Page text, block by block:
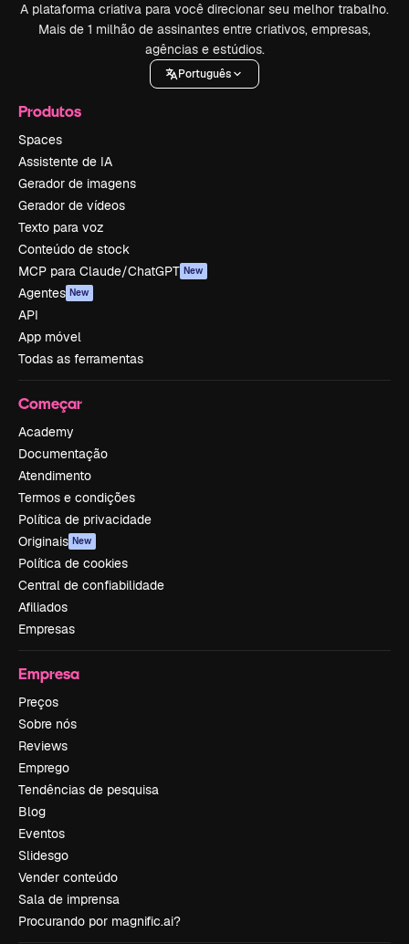
A plataforma criativa para você direcionar seu melhor trabalho.
Mais de 1 milhão de assinantes entre criativos, empresas,
agências e estúdios.
Português
Produtos
Spaces
Assistente de IA
Gerador de imagens
Gerador de vídeos
Texto para voz
Conteúdo de stock
MCP para Claude/ChatGPT New
Agentes New
API
App móvel
Todas as ferramentas
Começar
Academy
Documentação
Atendimento
Termos e condições
Política de privacidade
Originais New
Política de cookies
Central de confiabilidade
Afiliados
Empresas
Empresa
Preços
Sobre nós
Reviews
Emprego
Tendências de pesquisa
Blog
Eventos
Slidesgo
Vender conteúdo
Sala de imprensa
Procurando por magnific.ai?